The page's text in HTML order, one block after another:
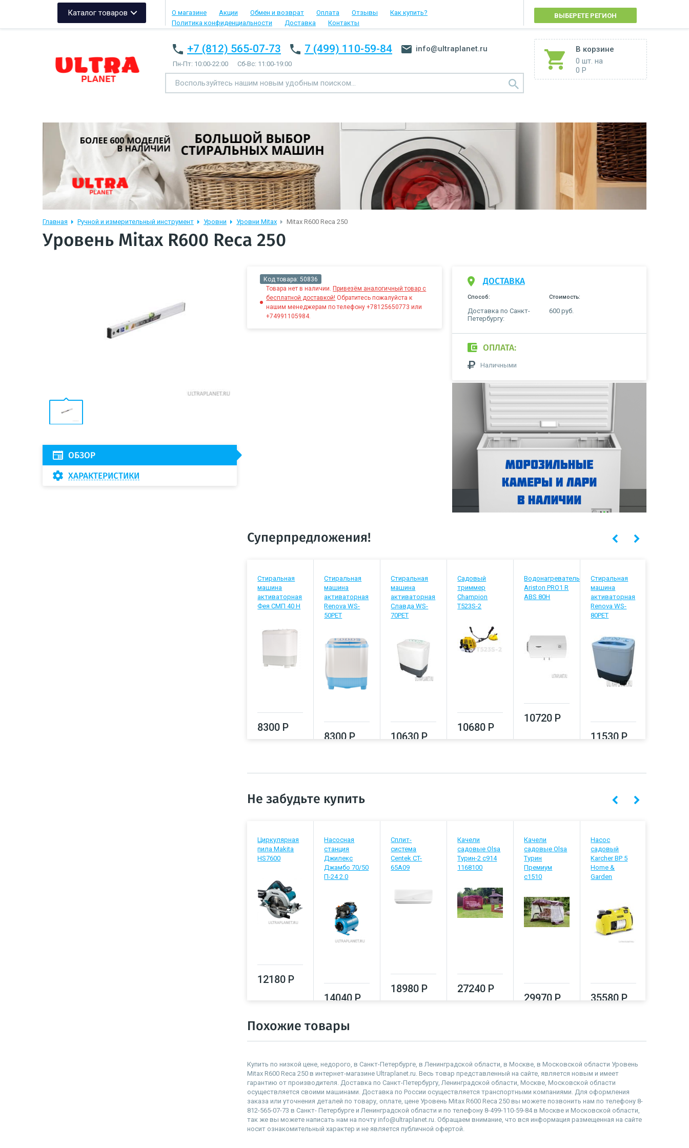
Каталог товаров О магазине Акции Обмен и возврат Оплата Отзывы
Как купить?
Политика конфиденциальности
Доставка Контакты
ВЫБЕРЕТЕ РЕГИОН
В корзине
0 шт. на
0 Р
+7 (812) 565-07-73 7 (499) 110-59-84 info@ultraplanet.ru
Пн-Пт: 10:00-22:00 Сб-Вс: 11:00-19:00
Главная Ручной и измерительный инструмент Уровни Уровни Mitax Mitax R600 Reca 250
Уровень Mitax R600 Reca 250
ОБЗОР
ХАРАКТЕРИСТИКИ
Код товара: 50836
Товара нет в наличии.Привезём аналогичный товар с
бесплатной доставкой! Обратитесь пожалуйста к
нашим менеджерам по телефону +78125650773 или
+74991105984.
ДОСТАВКА
Способ: Стоимость:
Доставка по Санкт-
Петербургу:
600 руб.
ОПЛАТА:
Наличными
Суперпредложения!
Стиральная
машина
активаторная
Фея СМП 40 Н
8300 Р
Стиральная
машина
активаторная
Renova WS-
50PET
8300 Р
Стиральная
машина
активаторная
Славда WS-
70РЕТ
10630 Р
Садовый
триммер
Champion
T523S-2
10680 Р
Водонагреватель
Ariston PRO1 R
ABS 80H
10720 Р
Стиральная
машина
активаторная
Renova WS-
80PET
11530 Р
Не забудьте купить
Циркулярная
пила Makita
HS7600
12180 Р
Насосная
станция
Джилекс
Джамбо 70/50
П-24 2.0
14040 Р
Сплит-
система
Centek CT-
65A09
18980 Р
Качели
садовые Olsa
Турин-2 с914
1168100
27240 Р
Качели
садовые Olsa
Турин
Премиум
с1510
29970 Р
Насос
садовый
Karcher BP 5
Home &
Garden
35580 Р
Похожие товары
Купить по низкой цене, недорого, в Санкт-Петербурге, в Ленинградской области, в Москве, в Московской области Уровень
Mitax R600 Reca 250 в интернет-магазине Ultraplanet.ru. Весь товар представленный на сайте, является новым и имеет
гарантию от производителя. Доставка по Санкт-Петербургу, Ленинградской области, Москве, Московской области
осуществляется своими машинами. Доставка по России осуществляется транспортными компаниями. Для оформления
заказа или уточнения деталей по товару, оплате, цене Уровень Mitax R600 Reca 250 вы можете позвонить нам по телефону 8-
812-565-07-73 в Санкт- Петербурге и Ленинградской области и по телефону 8-499-110-59-84 в Москве и Московской области,
так же вы можете написать нам на почту info@ultraplanet.ru. Обращаем внимание, что вся информация размещенная на сайте
носит ознакомительный характер и не является публичной офертой.